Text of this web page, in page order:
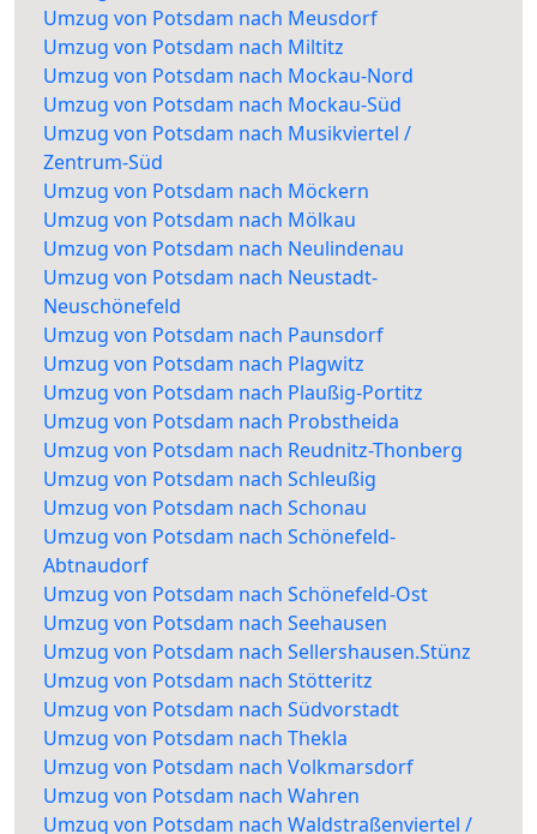
Umzug von Potsdam nach Meusdorf
Umzug von Potsdam nach Miltitz
Umzug von Potsdam nach Mockau-Nord
Umzug von Potsdam nach Mockau-Süd
Umzug von Potsdam nach Musikviertel /
Zentrum-Süd
Umzug von Potsdam nach Möckern
Umzug von Potsdam nach Mölkau
Umzug von Potsdam nach Neulindenau
Umzug von Potsdam nach Neustadt-
Neuschönefeld
Umzug von Potsdam nach Paunsdorf
Umzug von Potsdam nach Plagwitz
Umzug von Potsdam nach Plaußig-Portitz
Umzug von Potsdam nach Probstheida
Umzug von Potsdam nach Reudnitz-Thonberg
Umzug von Potsdam nach Schleußig
Umzug von Potsdam nach Schonau
Umzug von Potsdam nach Schönefeld-
Abtnaudorf
Umzug von Potsdam nach Schönefeld-Ost
Umzug von Potsdam nach Seehausen
Umzug von Potsdam nach Sellershausen.Stünz
Umzug von Potsdam nach Stötteritz
Umzug von Potsdam nach Südvorstadt
Umzug von Potsdam nach Thekla
Umzug von Potsdam nach Volkmarsdorf
Umzug von Potsdam nach Wahren
Umzug von Potsdam nach Waldstraßenviertel /